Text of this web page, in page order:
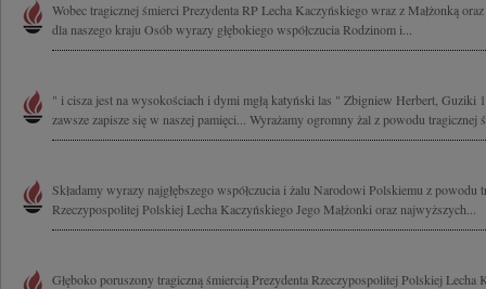
Wobec tragicznej śmierci Prezydenta RP Lecha Kaczyńskiego wraz z Małżonką
dla naszego kraju Osób wyrazy głębokiego współczucia Rodzinom i...
" i cisza jest na wysokościach i dymi mgłą katyński las " Zbigniew Herbert, Guziki
zawsze zapisze się w naszej pamięci... Wyrażamy ogromny żal z powodu tragicznej
Składamy wyrazy najgłębszego współczucia i żalu Narodowi Polskiemu z powodu
Rzeczypospolitej Polskiej Lecha Kaczyńskiego Jego Małżonki oraz najwyższych...
Głęboko poruszony tragiczną śmiercią Prezydenta Rzeczypospolitej Polskiej Lecha